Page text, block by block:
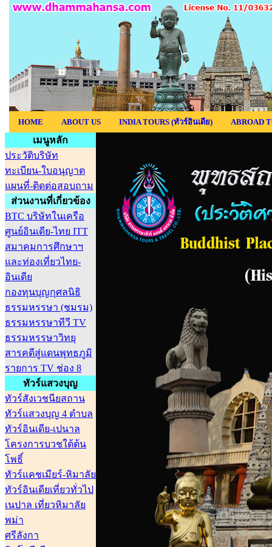
HOME ABOUT US INDIA TOURS (ทัวร์อินเดีย) ABROAD
เมนูหลัก
ประวัติบริษัท
ทะเบียน-ใบอนุญาต
แผนที่-ติดต่อสอบถาม
ส่วนงานที่เกี่ยวข้อง
BTC บริษัทในเครือ
ศูนย์อินเดีย-ไทย ITT
สมาคมการศึกษาฯ
และท่องเที่ยวไทย-
อินเดีย
กองทุนบุญกุศลนิธิ
ธรรมหรรษา (ชมรม)
ธรรมหรรษาทีวี TV
ธรรมหรรษาวิทยุ
สารคดีสู่แดนพุทธภูมิ
รายการ TV ช่อง 8
ทัวร์แสวงบุญ
ทัวร์สังเวชนียสถาน
ทัวร์แสวงบุญ 4 ตำบล
ทัวร์อินเดีย-เปนาล
โครงการบวชใต้ต้น
โพธิ์
ทัวร์แคชเมียร์-หิมาลัย
ทัวร์อินเดียเที่ยวทั่วไป
เนปาล เที่ยวหิมาลัย
พม่า
ศรีลังกา